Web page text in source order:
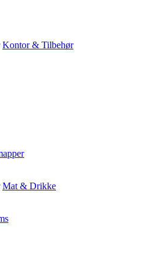
Kontor & Tilbehør
Mat & Drikke